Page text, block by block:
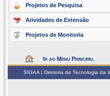
Projetos de Pesquisa
Atividades de Extensão
Projetos de Monitoria
Ir ao Menu Principal
SIGAA | Diretoria de Tecnologia da